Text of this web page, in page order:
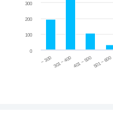
~ 300 301 ~ 400 401 ~ 500501 ~ 600
0
100
200
300